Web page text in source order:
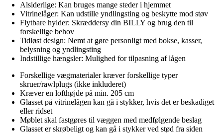
Alsiderlige: Kan bruges mange steder i hjemmet
Vitrinelåger: Kan udstille yndlingsting og beskytte mod støv
Flytbare hylder: Skræddersy din BILLY og brug den til
forskellige behov
Tidløst design: Nemt at gøre personligt med bokse, kasser,
belysning og yndlingsting
Indstillige hængsler: Mulighed for tilpasning af lågen
Forskellige vægmaterialer kræver forskellige typer
skruer/rawlplugs (ikke inkluderet)
Kræver en lofthøjde på min. 205 cm
Glasset på vitrinelågen kan gå i stykker, hvis det er beskadiget
eller ridset
Møblet skal fastgøres til væggen med medfølgende beslag
Glasset er skrøbeligt og kan gå i stykker ved stød fra siden